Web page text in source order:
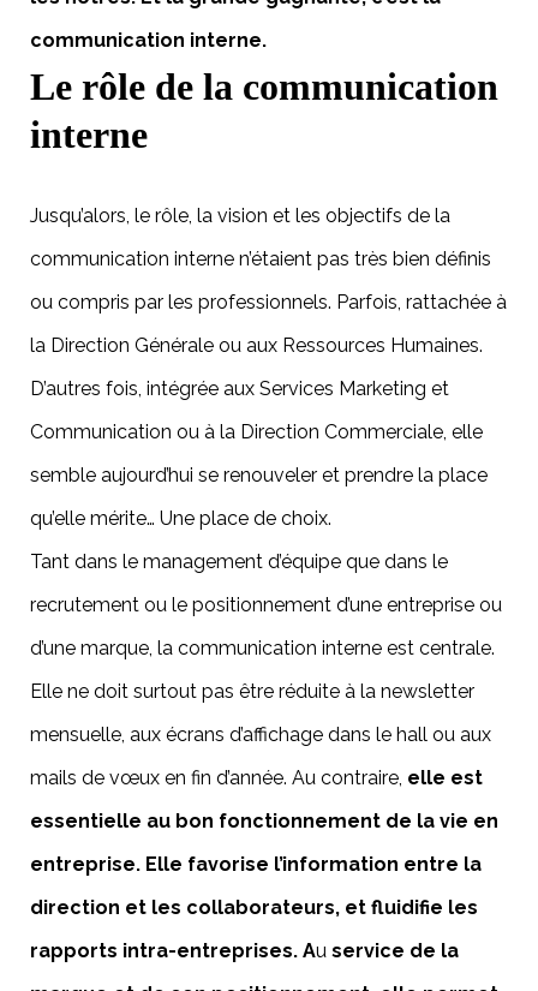
communication interne.
Le rôle de la communication
interne
Jusqu’alors, le rôle, la vision et les objectifs de la
communication interne n’étaient pas très bien définis
ou compris par les professionnels. Parfois, rattachée à
la Direction Générale ou aux Ressources Humaines.
D’autres fois, intégrée aux Services Marketing et
Communication ou à la Direction Commerciale, elle
semble aujourd’hui se renouveler et prendre la place
qu’elle mérite… Une place de choix.
Tant dans le management d’équipe que dans le
recrutement ou le positionnement d’une entreprise ou
d’une marque, la communication interne est centrale.
Elle ne doit surtout pas être réduite à la newsletter
mensuelle, aux écrans d’affichage dans le hall ou aux
mails de vœux en fin d’année. Au contraire, elle est
essentielle au bon fonctionnement de la vie en
entreprise. Elle favorise l’information entre la
direction et les collaborateurs, et fluidifie les
rapports intra-entreprises. Au service de la